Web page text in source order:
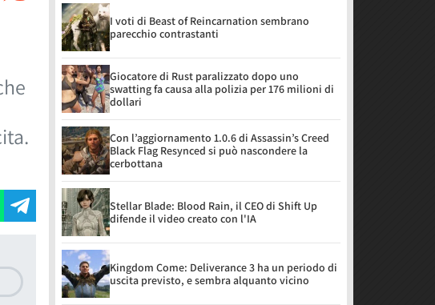
I voti di Beast of Reincarnation sembrano
parecchio contrastanti
Giocatore di Rust paralizzato dopo uno
swatting fa causa alla polizia per 176 milioni di
dollari
Con l’aggiornamento 1.0.6 di Assassin’s Creed
Black Flag Resynced si può nascondere la
cerbottana
Stellar Blade: Blood Rain, il CEO di Shift Up
difende il video creato con l'IA
Kingdom Come: Deliverance 3 ha un periodo di
uscita previsto, e sembra alquanto vicino